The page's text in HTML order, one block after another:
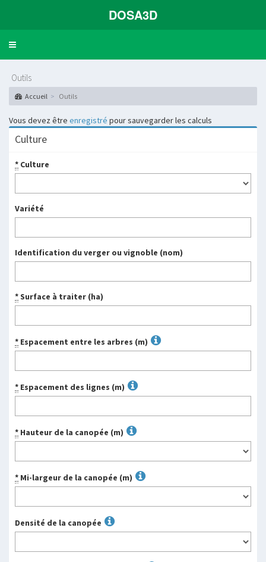
DOSA3D
Toggle
Outils
Accueil Outils
Vous devez être enregistré pour sauvegarder les calculs
Culture
* Culture
Variété
Identification du verger ou vignoble (nom)
*Surface à traiter (ha)
* Espacement entre les arbres (m)
* Espacement des lignes (m)
* Hauteur de la canopée (m)
* Mi-largeur de la canopée (m)
Densité de la canopée